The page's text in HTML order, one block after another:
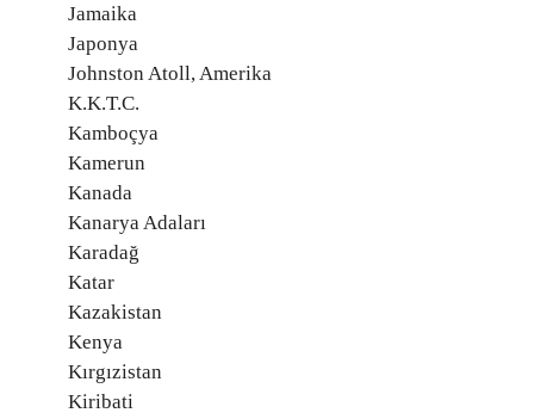
Jamaika
Japonya
Johnston Atoll, Amerika
K.K.T.C.
Kamboçya
Kamerun
Kanada
Kanarya Adaları
Karadağ
Katar
Kazakistan
Kenya
Kırgızistan
Kiribati